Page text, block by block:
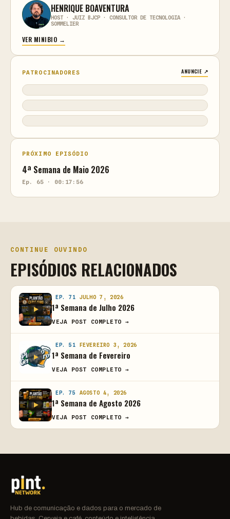
HENRIQUE BOAVENTURA
HOST · JUIZ BJCP · CONSULTOR DE TECNOLOGIA ·
SOMMELIER
VER MINIBIO →
PATROCINADORES ANUNCIE ↗
PRÓXIMO EPISÓDIO
4ª Semana de Maio 2026
Ep. 65 · 00:17:56
CONTINUE OUVINDO
EPISÓDIOS RELACIONADOS
EP. 71 JULHO 7, 2026
1ª Semana de Julho 2026
VEJA POST COMPLETO →
EP. 51 FEVEREIRO 3, 2026
1ª Semana de Fevereiro
VEJA POST COMPLETO →
EP. 75 AGOSTO 4, 2026
1ª Semana de Agosto 2026
VEJA POST COMPLETO →
Hub de comunicação e dados para o mercado de